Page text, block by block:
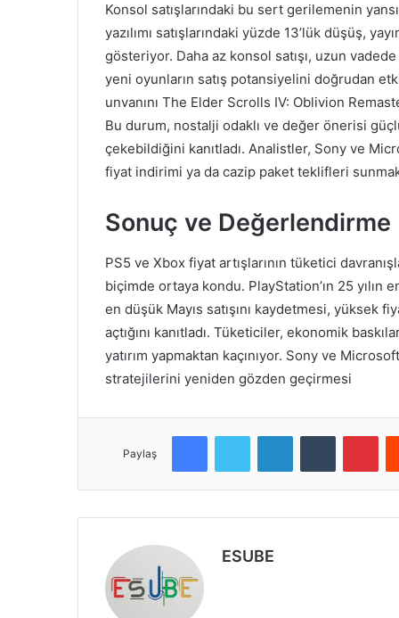
Konsol satışlarındaki bu sert gerilemenin
yazılımı satışlarındaki yüzde 13’lük düşüş,
gösteriyor. Daha az konsol satışı, uzun
yeni oyunların satış potansiyelini doğrudan
unvanını The Elder Scrolls IV: Oblivion
Bu durum, nostalji odaklı ve değer önerisi
çekebildiğini kanıtladı. Analistler, Sony ve
fiyat indirimi ya da cazip paket teklifleri
Sonuç ve Değerlendirme
PS5 ve Xbox fiyat artışlarının tüketici
biçimde ortaya kondu. PlayStation’ın 25 yılın
en düşük Mayıs satışını kaydetmesi, yüksek
açtığını kanıtladı. Tüketiciler, ekonomik
yatırım yapmaktan kaçınıyor. Sony ve
stratejilerini yeniden gözden geçirmesi
Paylaş
ESUBE